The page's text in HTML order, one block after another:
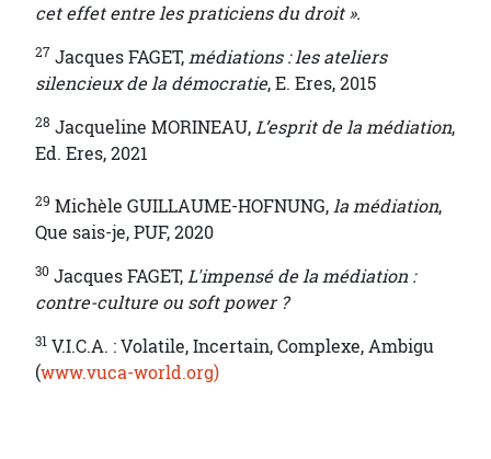
cet effet entre les praticiens du droit ».
27 Jacques FAGET,médiations : les ateliers
silencieux de la démocratie, E. Eres, 2015
28 Jacqueline MORINEAU,L’esprit de la médiation,
Ed. Eres, 2021
29 Michèle GUILLAUME-HOFNUNG,la médiation,
Que sais-je, PUF, 2020
30 Jacques FAGET,L'impensé de la médiation :
contre-culture ou soft power ?
31 V.I.C.A. : Volatile, Incertain, Complexe, Ambigu
(www.vuca-world.org)